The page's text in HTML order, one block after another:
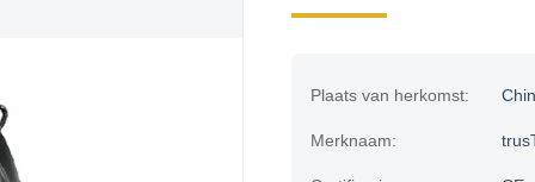
Plaats van herkomst:
Merknaam: